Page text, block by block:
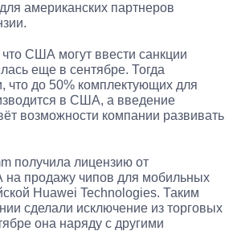
американских партнеров
США могут ввести санкции
еще в сентябре. Тогда
что до 50% комплектующих для
в США, а введение
возможности компании развивать
получила лицензию от
на продажу чипов для мобильных
Huawei Technologies. Таким
сделали исключение из торговых
она наряду с другими